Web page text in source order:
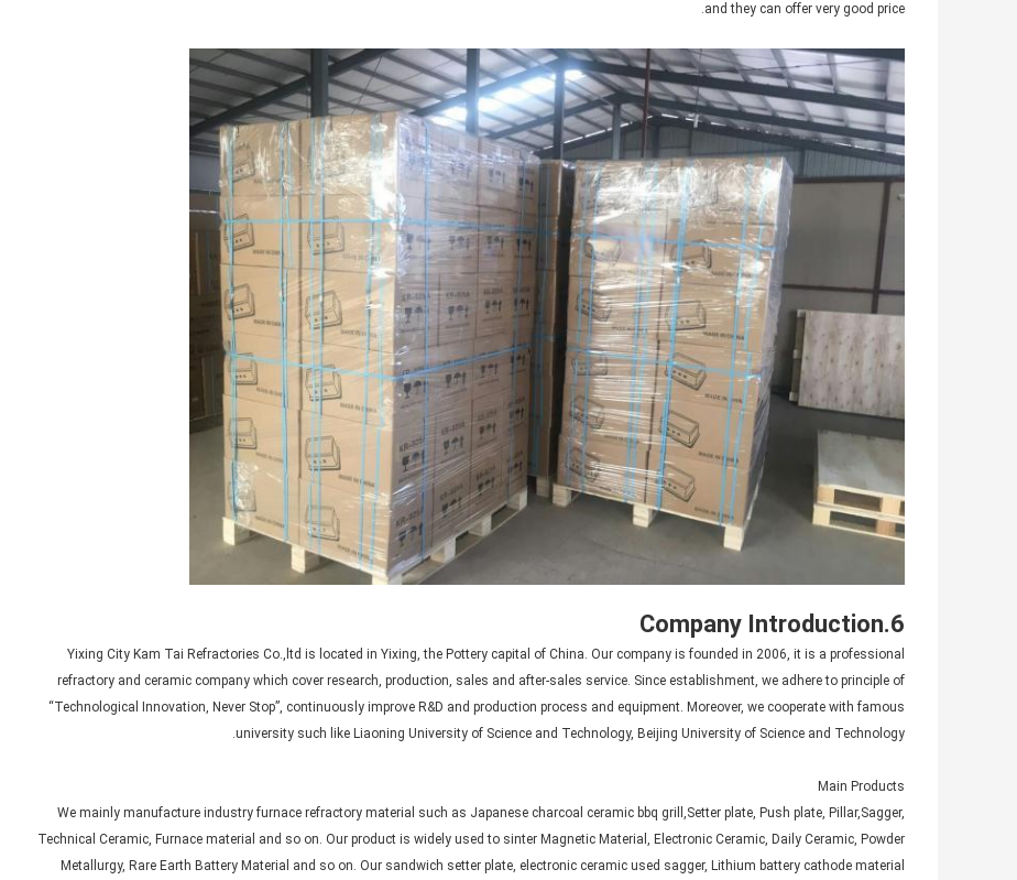
and they can offer very good price.
6.Company Introduction
Yixing City Kam Tai Refractories Co.,ltd is located in Yixing, the Pottery capital of China. Our company is founded in 2006, it is a professional
refractory and ceramic company which cover research, production, sales and after-sales service. Since establishment, we adhere to principle of
“Technological Innovation, Never Stop”, continuously improve R&D and production process and equipment. Moreover, we cooperate with famous
university such like Liaoning University of Science and Technology, Beijing University of Science and Technology.
Main Products
We mainly manufacture industry furnace refractory material such as Japanese charcoal ceramic bbq grill,Setter plate, Push plate, Pillar,Sagger,
Technical Ceramic, Furnace material and so on. Our product is widely used to sinter Magnetic Material, Electronic Ceramic, Daily Ceramic, Powder
Metallurgy, Rare Earth Battery Material and so on. Our sandwich setter plate, electronic ceramic used sagger, Lithium battery cathode material